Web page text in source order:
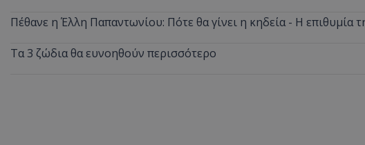
Πέθανε η Έλλη Παπαντωνίου: Πότε θα γίνει η κηδεία - Η επιθυμία
Τα 3 ζώδια θα ευνοηθούν περισσότερο